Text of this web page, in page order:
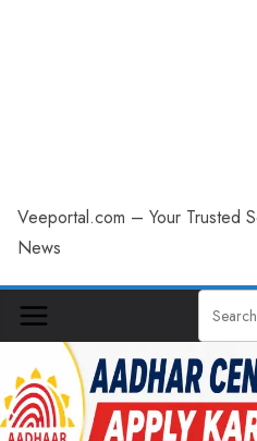
Veeportal.com – Your Trusted
News